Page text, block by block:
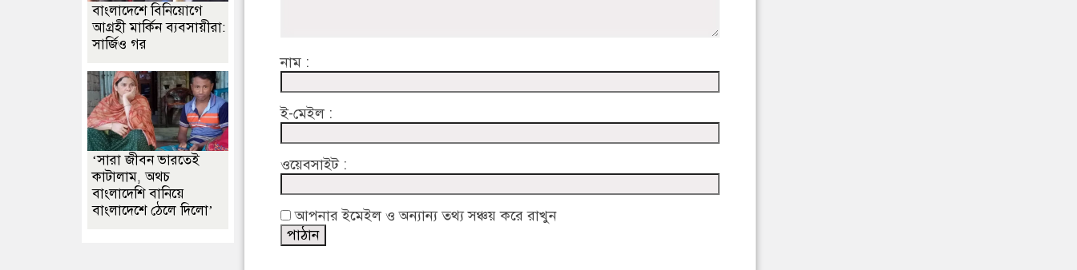
নাম :
ই-মেইল :
ওয়েবসাইট :
আপনার ইমেইল ও অন্যান্য তথ্য সঞ্চয় করে রাখুন
বাংলাদেশে বিনিয়োগে
আগ্রহী মার্কিন ব্যবসায়ীরা:
সার্জিও গর
‘সারা জীবন ভারতেই
কাটালাম, অথচ
বাংলাদেশি বানিয়ে
বাংলাদেশে ঠেলে দিলো’